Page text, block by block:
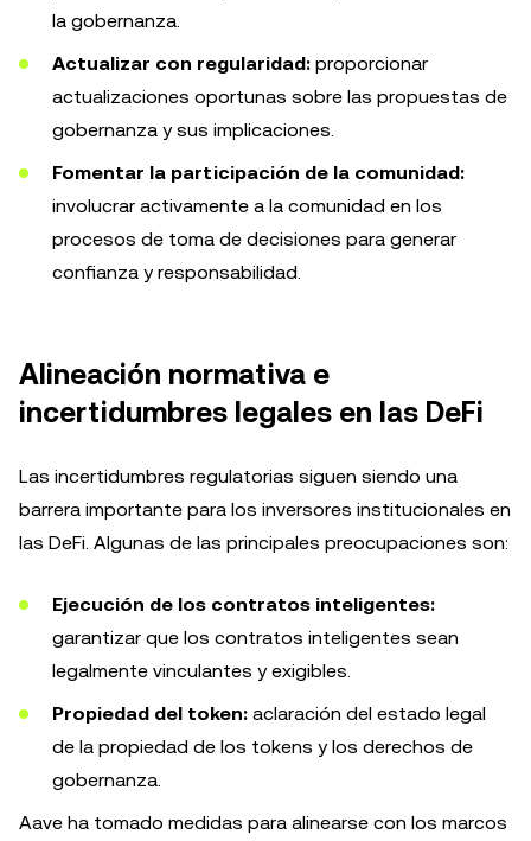
la gobernanza.
Actualizar con regularidad: proporcionar
actualizaciones oportunas sobre las propuestas de
gobernanza y sus implicaciones.
Fomentar la participación de la comunidad:
involucrar activamente a la comunidad en los
procesos de toma de decisiones para generar
confianza y responsabilidad.
Alineación normativa e
incertidumbres legales en las DeFi
Las incertidumbres regulatorias siguen siendo una
barrera importante para los inversores institucionales en
las DeFi. Algunas de las principales preocupaciones son:
Ejecución de los contratos inteligentes:
garantizar que los contratos inteligentes sean
legalmente vinculantes y exigibles.
Propiedad del token: aclaración del estado legal
de la propiedad de los tokens y los derechos de
gobernanza.
Aave ha tomado medidas para alinearse con los marcos